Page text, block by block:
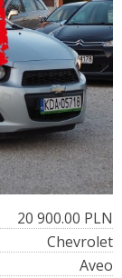
20 900.00 PLN
Chevrolet
Aveo